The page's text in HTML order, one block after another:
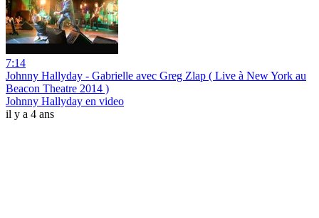
7:14
Johnny Hallyday - Gabrielle avec Greg Zlap ( Live à New York au
Beacon Theatre 2014 )
Johnny Hallyday en video
il y a 4 ans